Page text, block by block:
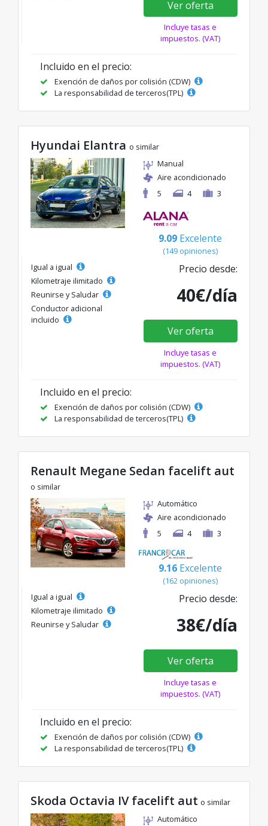
Ver oferta
Incluye tasas e
impuestos. (VAT)
Incluido en el precio:
Exención de daños por colisión (CDW)
La responsabilidad de terceros(TPL)
Hyundai Elantra o similar
Manual
Aire acondicionado
5
4 3
9.09 Excelente
(149 opiniones)
Igual a igual
Kilometraje ilimitado
Reunirse y Saludar
Conductor adicional
incluido
Precio desde:
40€/día
Ver oferta
Incluye tasas e
impuestos. (VAT)
Incluido en el precio:
Exención de daños por colisión (CDW)
La responsabilidad de terceros(TPL)
Renault Megane Sedan facelift aut
o similar
Automático
Aire acondicionado
5
4 3
9.16 Excelente
(162 opiniones)
Igual a igual
Kilometraje ilimitado
Reunirse y Saludar
Precio desde:
38€/día
Ver oferta
Incluye tasas e
impuestos. (VAT)
Incluido en el precio:
Exención de daños por colisión (CDW)
La responsabilidad de terceros(TPL)
Skoda Octavia IV facelift aut o similar
Automático